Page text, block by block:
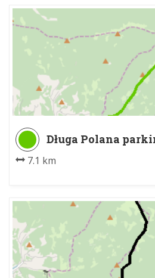
Długa Polana
PTTK na Turbaczu
7.1 km